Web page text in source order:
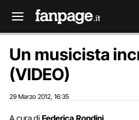
Un musicista
(VIDEO)
29 Marzo 2012 16:35
A cura di Federica Rondini